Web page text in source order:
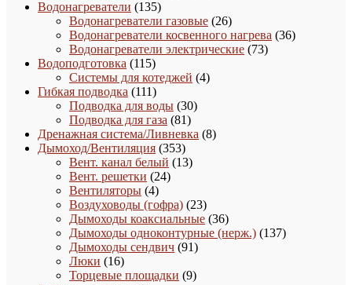
Водонагреватели 135135
товаров
Водонагреватели газовые 2626
товаров
Водонагреватели косвенного нагрева 3636
Водонагреватели электрические 7373
Водоподготовка 115115
товаров
Системы для котеджей 44
Гибкая подводка 111111
товаров
Подводка для воды 3030
Подводка для газа 8181
товар
Дренажная система/Ливневка 88
Дымоход/Вентиляция 353353
товара
Вент. канал белый 1313
Вент. решетки 2424
Вентиляторы 44
товара
Воздуховоды (гофра) 2323
товара
Дымоходы коаксиальные 3636
товаров
Дымоходы одноконтурные (нерж.) 137137
Дымоходы сендвич 9191
Люки 1616
товаров
Торцевые площадки 99